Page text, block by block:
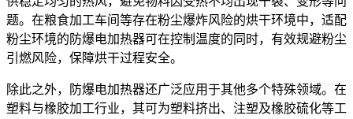
题。在粮食加工车间等存在粉尘爆炸风险的烘干环境中，适配
粉尘环境的防爆电加热器可在控制温度的同时，有效规避粉尘
引燃风险，保障烘干过程安全。
除此之外，防爆电加热器还广泛应用于其他多个特殊领域。在
塑料与橡胶加工行业，其可为塑料挤出、注塑及橡胶硫化等工